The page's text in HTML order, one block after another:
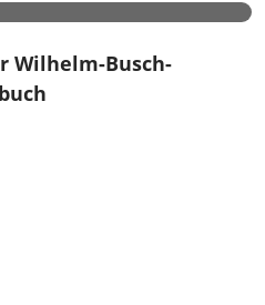
Wilhelm-Busch-